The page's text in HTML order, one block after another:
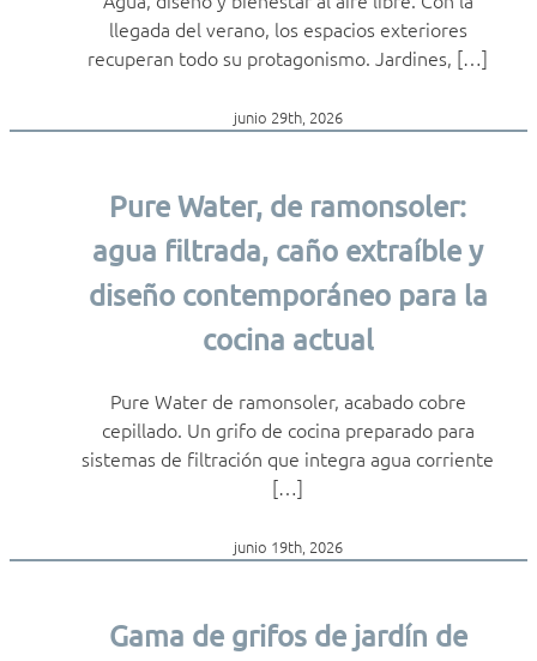
llegada del verano, los espacios exteriores
recuperan todo su protagonismo. Jardines, […]
junio 29th, 2026
Pure Water, de ramonsoler:
agua filtrada, caño extraíble y
diseño contemporáneo para la
cocina actual
Pure Water de ramonsoler, acabado cobre
cepillado. Un grifo de cocina preparado para
sistemas de filtración que integra agua corriente
[…]
junio 19th, 2026
Gama de grifos de jardín de